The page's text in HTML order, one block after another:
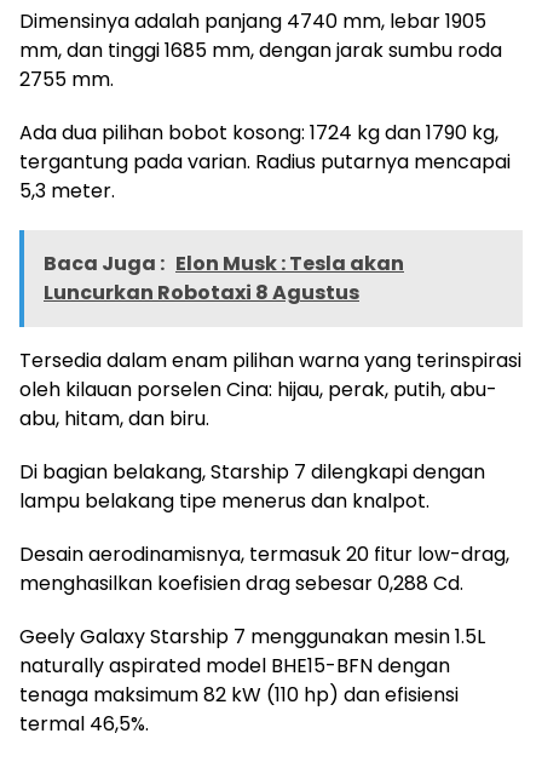
Dimensinya adalah panjang 4740 mm, lebar 1905
mm, dan tinggi 1685 mm, dengan jarak sumbu roda
2755 mm.
Ada dua pilihan bobot kosong: 1724 kg dan 1790 kg,
tergantung pada varian. Radius putarnya mencapai
5,3 meter.
Baca Juga : Elon Musk : Tesla akan
Luncurkan Robotaxi 8 Agustus
Tersedia dalam enam pilihan warna yang terinspirasi
oleh kilauan porselen Cina: hijau, perak, putih, abu-
abu, hitam, dan biru.
Di bagian belakang, Starship 7 dilengkapi dengan
lampu belakang tipe menerus dan knalpot.
Desain aerodinamisnya, termasuk 20 fitur low-drag,
menghasilkan koefisien drag sebesar 0,288 Cd.
Geely Galaxy Starship 7 menggunakan mesin 1.5L
naturally aspirated model BHE15-BFN dengan
tenaga maksimum 82 kW (110 hp) dan efisiensi
termal 46,5%.